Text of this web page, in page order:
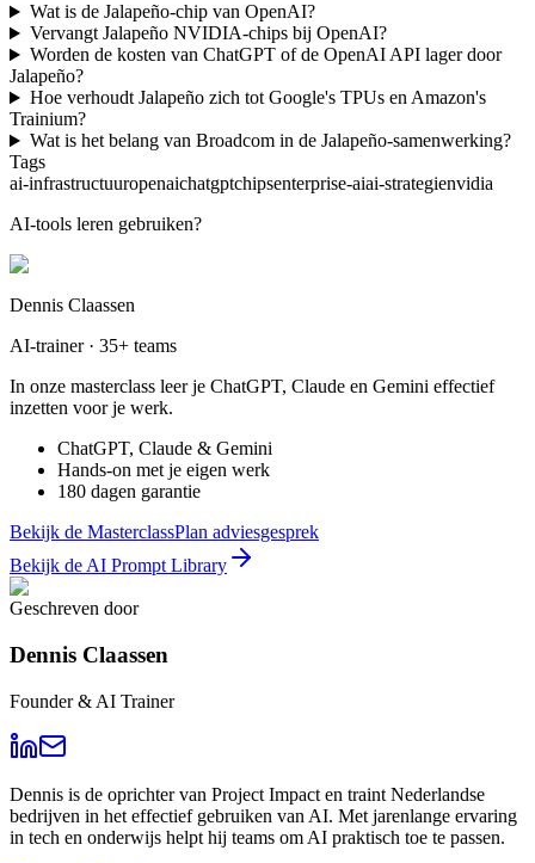
Wat is de Jalapeño-chip van OpenAI?
Vervangt Jalapeño NVIDIA-chips bij OpenAI?
Worden de kosten van ChatGPT of de OpenAI API lager door
Jalapeño?
Hoe verhoudt Jalapeño zich tot Google's TPUs en Amazon's
Trainium?
Wat is het belang van Broadcom in de Jalapeño-samenwerking?
Tags
ai-infrastructuuropenaichatgptchipsenterprise-aiai-strategienvidia
AI-tools leren gebruiken?
Dennis Claassen
AI-trainer · 35+ teams
In onze masterclass leer je ChatGPT, Claude en Gemini effectief
inzetten voor je werk.
ChatGPT, Claude & Gemini
Hands-on met je eigen werk
180 dagen garantie
Bekijk de MasterclassPlan adviesgesprek
Bekijk de AI Prompt Library
Geschreven door
Dennis Claassen
Founder & AI Trainer
Dennis is de oprichter van Project Impact en traint Nederlandse
bedrijven in het effectief gebruiken van AI. Met jarenlange ervaring
in tech en onderwijs helpt hij teams om AI praktisch toe te passen.